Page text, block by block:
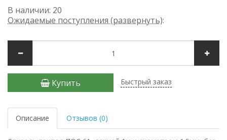
В наличии: 20
Ожидаемые поступления (развернуть):
Купить Быстрый заказ
Описание Отзывов (0)